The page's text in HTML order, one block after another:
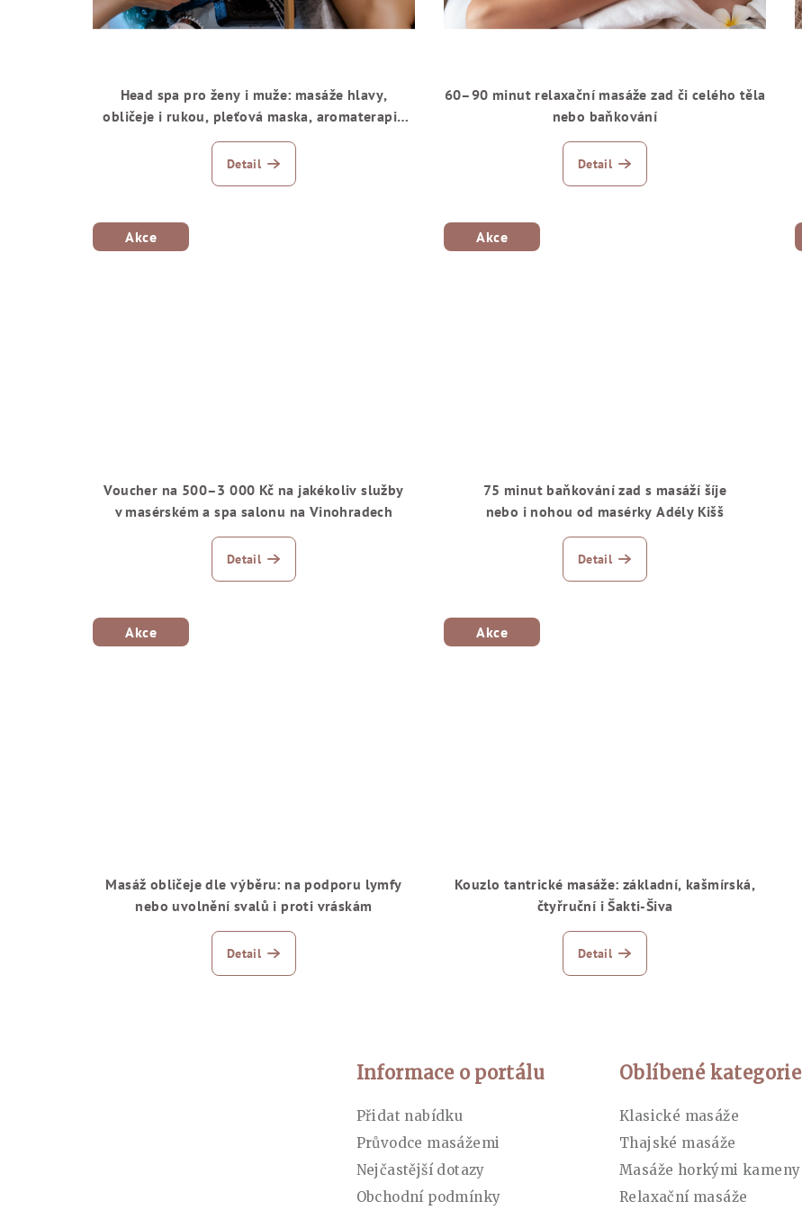
Head spa pro ženy i muže: masáže hlavy,
obličeje i rukou, pleťová maska, aromaterapie
a další
Detail
60–90 minut relaxační masáže zad či celého těla
nebo baňkování
Detail
Akce
Voucher na 500–3 000 Kč na jakékoliv služby
v masérském a spa salonu na Vinohradech
Detail
Akce
75 minut baňkování zad s masáží šíje
nebo i nohou od masérky Adély Kišš
Detail
Akce
Masáž obličeje dle výběru: na podporu lymfy
nebo uvolnění svalů i proti vráskám
Detail
Akce
Kouzlo tantrické masáže: základní, kašmírská,
čtyřruční i Šakti-Šiva
Detail
Informace o portálu
Přidat nabídku
Průvodce masážemi
Nejčastější dotazy
Obchodní podmínky
Oblíbené kategorie
Klasické masáže
Thajské masáže
Masáže horkými kameny
Relaxační masáže